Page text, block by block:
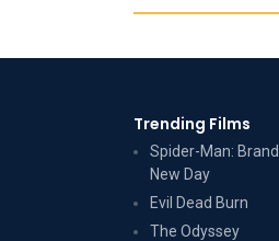
Trending Films
Spider-Man: Brand
New Day
Evil Dead Burn
The Odyssey